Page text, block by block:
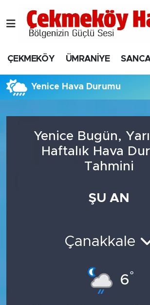
ÇEKMEKÖY ÜMRANİYE
Yenice Hava Durumu
Yenice Bugün,
Haftalık Hava
Tahmini
ŞU AN
Çanakkale
6°
Nöbetçi Eczaneler
Hava Durumu
Namaz Vakitleri
Süper Lig Puan Durumu ve
Tüm Manşetler